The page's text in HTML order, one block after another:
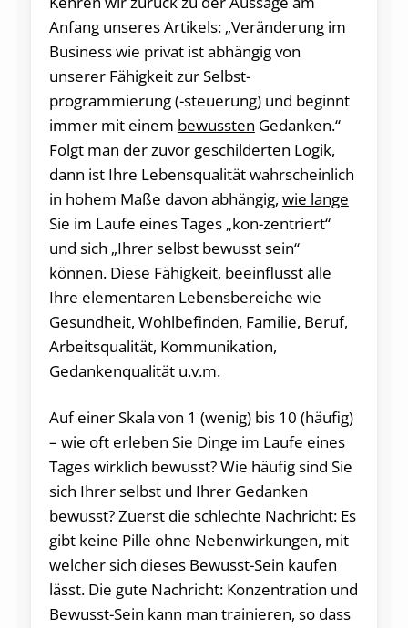
Anfang unseres Artikels: „Veränderung im
Business wie privat ist abhängig von
unserer Fähigkeit zur Selbst-
programmierung (-steuerung) und beginnt
immer mit einem bewussten Gedanken.“
Folgt man der zuvor geschilderten Logik,
dann ist Ihre Lebensqualität wahrscheinlich
in hohem Maße davon abhängig, wie lange
Sie im Laufe eines Tages „kon-zentriert“
und sich „Ihrer selbst bewusst sein“
können. Diese Fähigkeit, beeinflusst alle
Ihre elementaren Lebensbereiche wie
Gesundheit, Wohlbefinden, Familie, Beruf,
Arbeitsqualität, Kommunikation,
Gedankenqualität u.v.m.
Auf einer Skala von 1 (wenig) bis 10 (häufig)
– wie oft erleben Sie Dinge im Laufe eines
Tages wirklich bewusst? Wie häufig sind Sie
sich Ihrer selbst und Ihrer Gedanken
bewusst? Zuerst die schlechte Nachricht: Es
gibt keine Pille ohne Nebenwirkungen, mit
welcher sich dieses Bewusst-Sein kaufen
lässt. Die gute Nachricht: Konzentration und
Bewusst-Sein kann man trainieren, so dass